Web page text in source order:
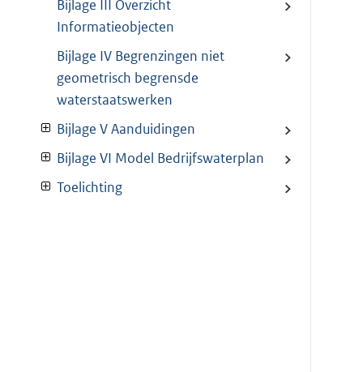
Bijlage III Overzicht
Informatieobjecten
Bijlage IV Begrenzingen niet
geometrisch begrensde
waterstaatswerken
Bijlage V Aanduidingen
Bijlage VI Model Bedrijfswaterplan
Toelichting